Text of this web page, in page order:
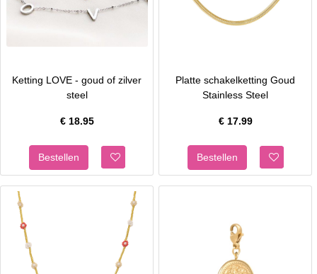
Ketting LOVE - goud of zilver
steel
€ 18.95
Platte schakelketting Goud
Stainless Steel
€ 17.99